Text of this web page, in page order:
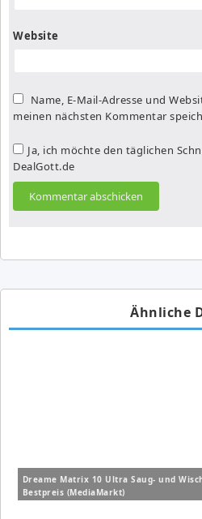
Website
Name, E-Mail-Adresse und
meinen nächsten Kommentar
Ja, ich möchte den täglichen
DealGott.de
Ähnliche
Dreame Matrix 10 Ultra Saug- und
Bestpreis (MediaMarkt)